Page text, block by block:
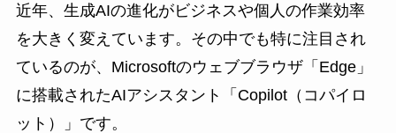
近年、生成AIの進化がビジネスや個人の作業効率
を大きく変えています。その中でも特に注目され
ているのが、Microsoftのウェブブラウザ「Edge」
に搭載されたAIアシスタント「Copilot（コパイロ
ット）」です。